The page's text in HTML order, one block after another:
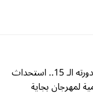
لأول مرة خلال دورته الـ 15.. استحداث
لمهرجان بجاية